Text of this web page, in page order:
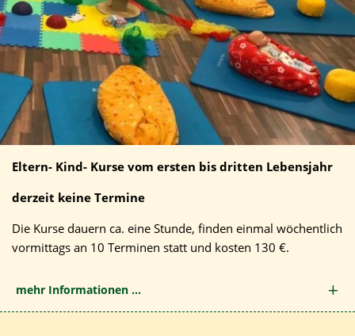
Eltern- Kind- Kurse vom ersten bis dritten Lebensjahr
derzeit keine Termine
Die Kurse dauern ca. eine Stunde, finden einmal wöchentlich
vormittags an 10 Terminen statt und kosten 130 €.
mehr Informationen ...